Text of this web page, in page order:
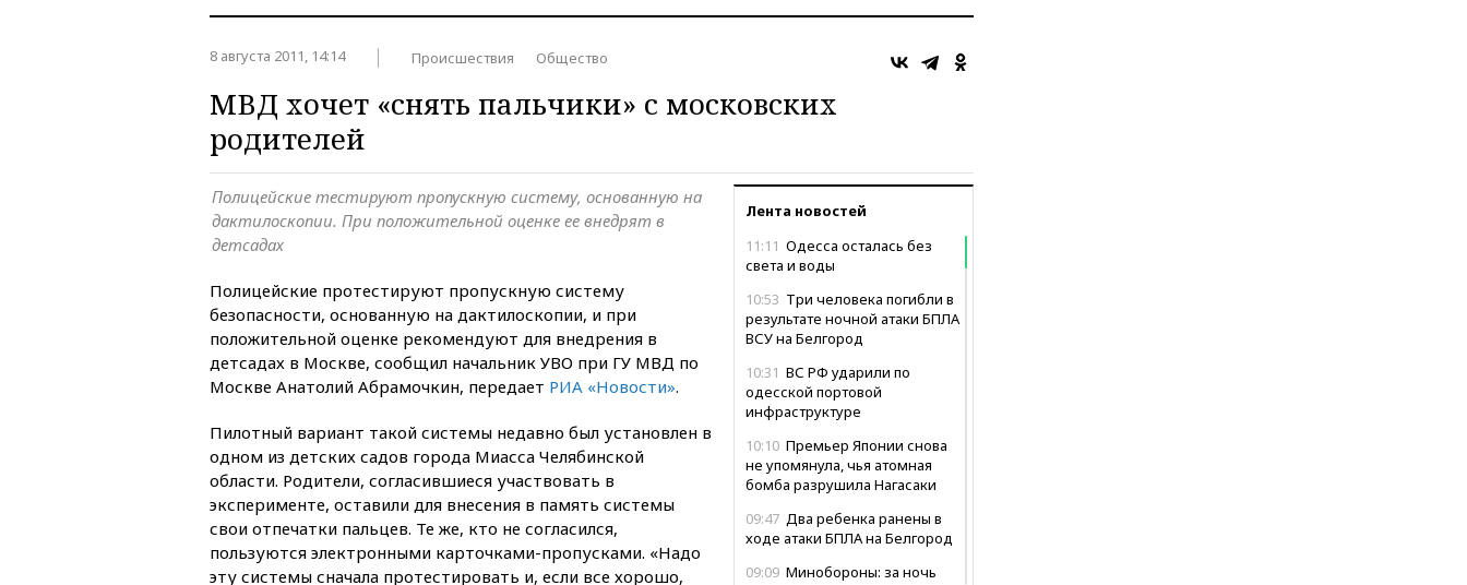
8 августа 2011, 14:14 Происшествия Общество
МВД хочет «снять пальчики» с московских
родителей
Лента новостей
11:11 Одесса осталась без
света и воды
10:53 Три человека погибли в
результате ночной атаки БПЛА
ВСУ на Белгород
10:31 ВС РФ ударили по
одесской портовой
инфраструктуре
10:10 Премьер Японии снова
не упомянула, чья атомная
бомба разрушила Нагасаки
09:47 Два ребенка ранены в
ходе атаки БПЛА на Белгород
09:09 Минобороны: за ночь
Полицейские тестируют пропускную систему, основанную на
дактилоскопии. При положительной оценке ее внедрят в
детсадах
Полицейские протестируют пропускную систему
безопасности, основанную на дактилоскопии, и при
положительной оценке рекомендуют для внедрения в
детсадах в Москве, сообщил начальник УВО при ГУ МВД по
Москве Анатолий Абрамочкин, передает РИА «Новости».
Пилотный вариант такой системы недавно был установлен в
одном из детских садов города Миасса Челябинской
области. Родители, согласившиеся участвовать в
эксперименте, оставили для внесения в память системы
свои отпечатки пальцев. Те же, кто не согласился,
пользуются электронными карточками-пропусками. «Надо
эту системы сначала протестировать и, если все хорошо,